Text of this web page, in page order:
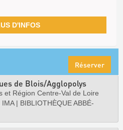
D'INFOS
Réserver
de Blois/Agglopolys
et Région Centre-Val de Loire
IMA| BIBLIOTHÈQUE ABBÉ-